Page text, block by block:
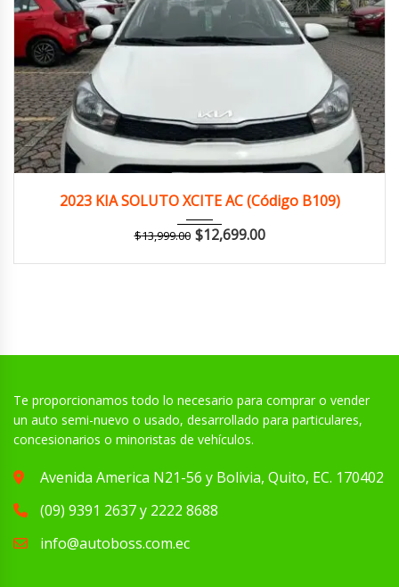
2023 KIA SOLUTO XCITE AC (Código B109)
$13,999.00 $12,699.00
Te proporcionamos todo lo necesario para comprar o vender
un auto semi-nuevo o usado, desarrollado para particulares,
concesionarios o minoristas de vehículos.
Avenida America N21-56 y Bolivia, Quito, EC. 170402
(09) 9391 2637 y 2222 8688
info@autoboss.com.ec